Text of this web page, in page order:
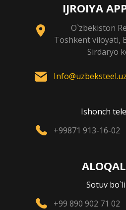
IJROIYA
O`zbekiston
Toshkent viloyati,
Sirdaryo
Info@uzbeksteel.uz
Ishonch
+99871 913-16-02
Sotuv
+99 890 902 71 02